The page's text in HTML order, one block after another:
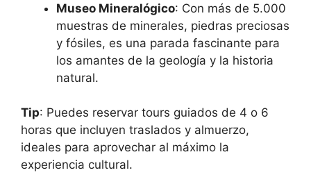
Museo Mineralógico: Con más de 5.000
muestras de minerales, piedras preciosas
y fósiles, es una parada fascinante para
los amantes de la geología y la historia
natural.
Tip: Puedes reservar tours guiados de 4 o 6
horas que incluyen traslados y almuerzo,
ideales para aprovechar al máximo la
experiencia cultural.